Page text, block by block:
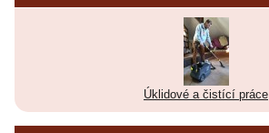
Úklidové a čistící práce